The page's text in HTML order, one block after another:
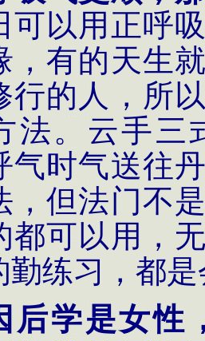
可以用正呼
，有的天生
行的人，所
法。云手三
气时气送往
，但法门不
都可以用，
勤练习，都
后学是女性